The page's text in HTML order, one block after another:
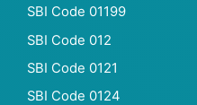
SBI Code 01199
SBI Code 012
SBI Code 0121
SBI Code 0124